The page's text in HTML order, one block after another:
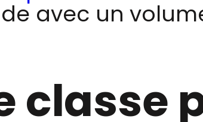
avec un
classe